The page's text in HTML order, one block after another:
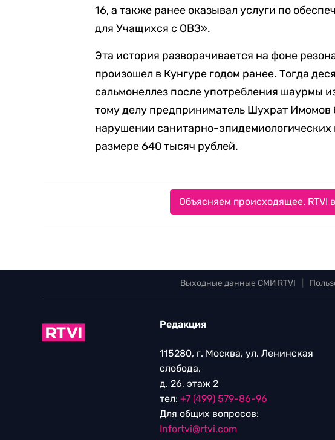
16, а также ранее оказывал услуги по
для Учащихся с ОВЗ».
Эта история разворачивается на фоне
произошел в Кунгуре годом ранее. Тогда
сальмонеллез после употребления шаурмы
тому делу предприниматель Шухрат
нарушении санитарно-эпидемиологических
размере 640 тысяч рублей.
Объясняем происходящее. RTVI
Выходные данные СМИ RTVI
Редакция
115280, г. Москва, ул. Ленинская
слобода,
д. 26, этаж 2
тел: +7 (499) 579-86-96
Для общих вопросов:
Infortvi@rtvi.com